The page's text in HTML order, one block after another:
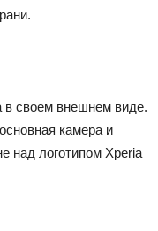
в своем внешнем виде.
камера и
над логотипом Xperia